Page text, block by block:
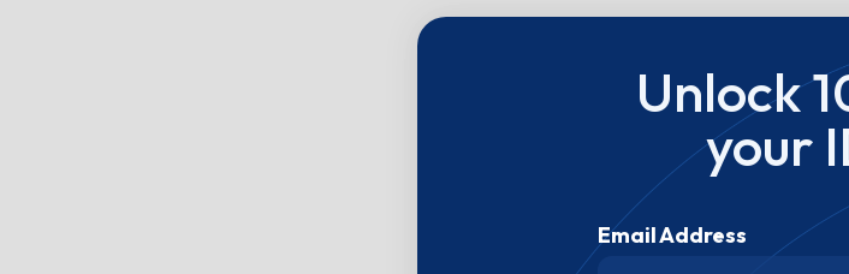
Unlock
your
Email Address